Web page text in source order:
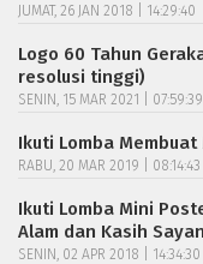
JUMAT, 26 JAN 2018 | 14:29:40
Logo 60 Tahun
resolusi tinggi)
SENIN, 15 MAR 2021 | 07:59:39
Ikuti Lomba
RABU, 20 MAR 2019 | 08:14:43
Ikuti Lomba Mini
Alam dan Kasih
SENIN, 02 APR 2018 | 14:34:30